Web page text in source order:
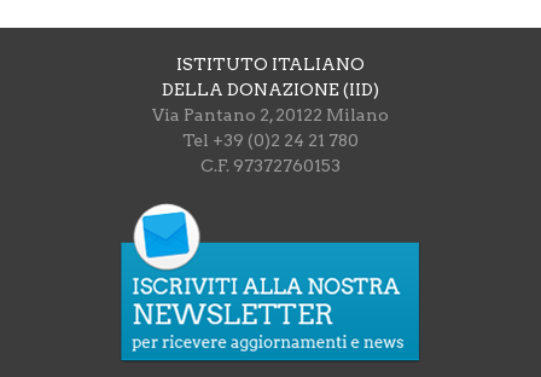
ISTITUTO ITALIANO
DELLA DONAZIONE (IID)
Via Pantano 2, 20122 Milano
Tel +39 (0)2 24 21 780
C.F. 97372760153